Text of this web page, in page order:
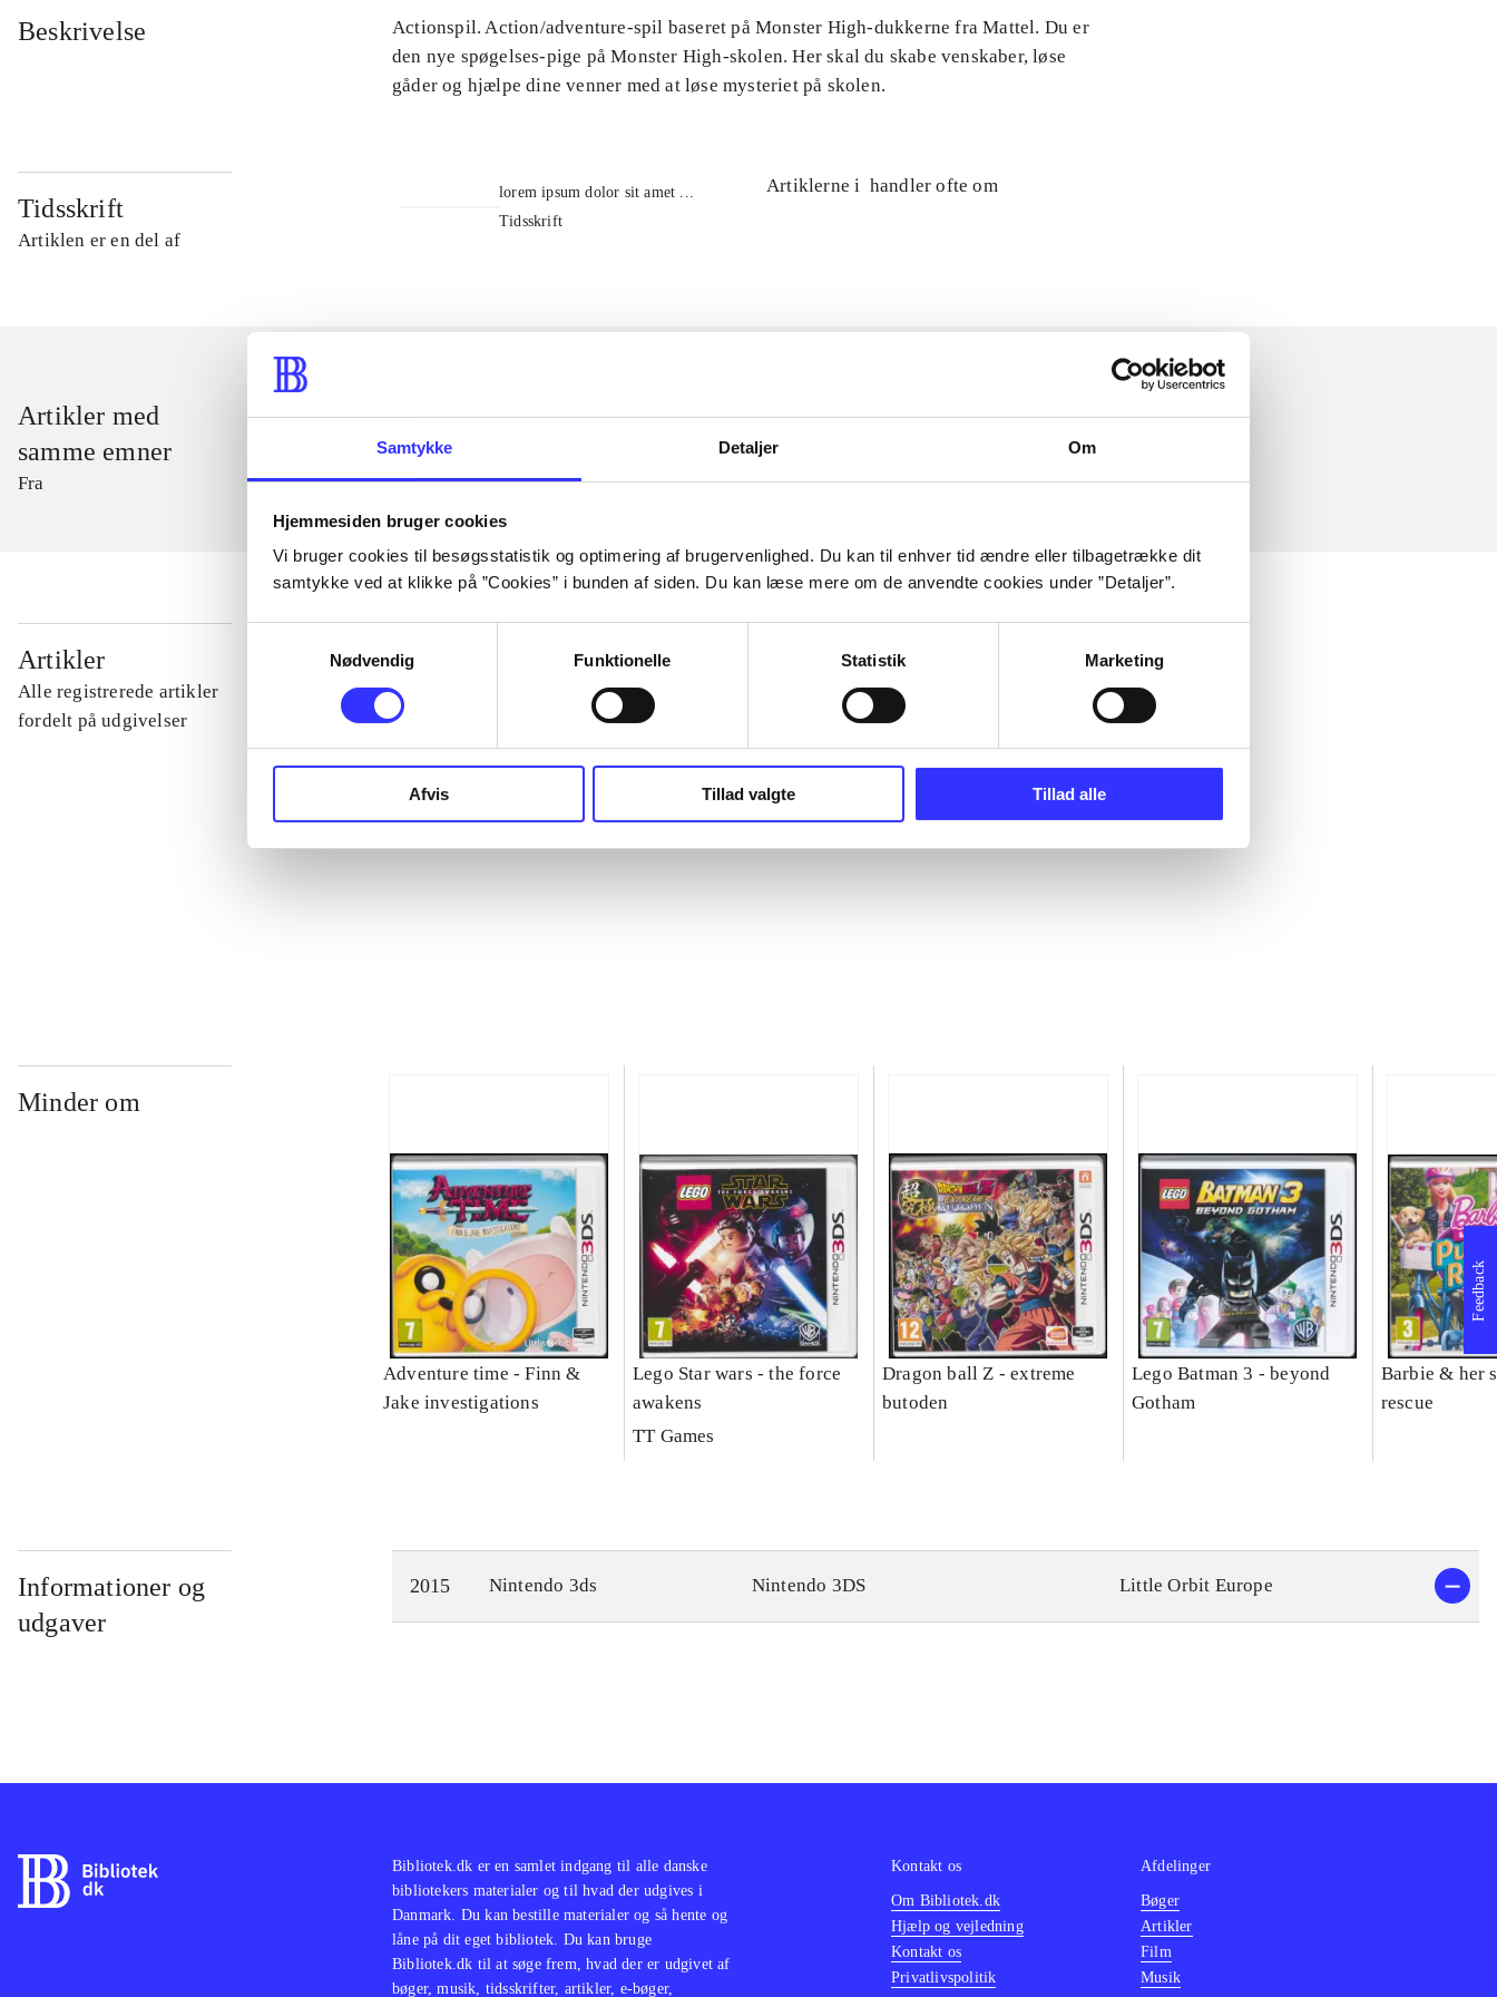
Samtykke Detaljer Om
Hjemmesiden bruger cookies
Vi bruger cookies til besøgsstatistik og optimering af brugervenlighed. Du kan til enhver tid ændre eller tilbagetrække dit
samtykke ved at klikke på ”Cookies” i bunden af siden. Du kan læse mere om de anvendte cookies under ”Detaljer”.
Nødvendig
Funktionelle Statistik Marketing
Afvis Tillad valgte Tillad alle
Beskrivelse
Actionspil. Action/adventure-spil baseret på Monster High-dukkerne fra Mattel. Du er
den nye spøgelses-pige på Monster High-skolen. Her skal du skabe venskaber, løse
gåder og hjælpe dine venner med at løse mysteriet på skolen.
Tidsskrift
Artiklen er en del af
lorem ipsum dolor sit amet ...
Tidsskrift
Artiklerne i handler ofte om
Artikler med
samme emner
Fra
Artikler
Alle registrerede artikler
fordelt på udgivelser
...
Minder om
Adventure time - Finn &
Jake investigations
Lego Star wars - the force
awakens
TT Games
Dragon ball Z - extreme
butoden
Lego Batman 3 - beyond
Gotham
Barbie & her
rescue
Informationer og
udgaver
2015 Nintendo 3ds Nintendo 3DS Little Orbit Europe
Feedback
Bibliotek.dk er en samlet indgang til alle danske
bibliotekers materialer og til hvad der udgives i
Danmark. Du kan bestille materialer og så hente og
låne på dit eget bibliotek. Du kan bruge
Bibliotek.dk til at søge frem, hvad der er udgivet af
bøger, musik, tidsskrifter, artikler, e-bøger,
Kontakt os
Om Bibliotek.dk
Hjælp og vejledning
Kontakt os
Privatlivspolitik
Afdelinger
Bøger
Artikler
Film
Musik